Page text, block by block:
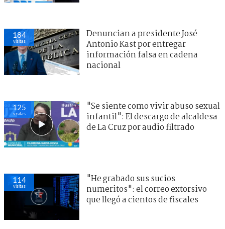
184
visitas
Denuncian a presidente José
Antonio Kast por entregar
información falsa en cadena
nacional
125
visitas
"Se siente como vivir abuso sexual
infantil": El descargo de alcaldesa
de La Cruz por audio filtrado
114
visitas
"He grabado sus sucios
numeritos": el correo extorsivo
que llegó a cientos de fiscales